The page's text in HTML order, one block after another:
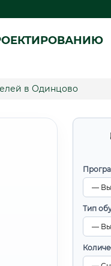
в Одинцово
Тип